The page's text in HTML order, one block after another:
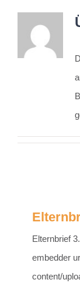
Elternbrief
embedder
content/